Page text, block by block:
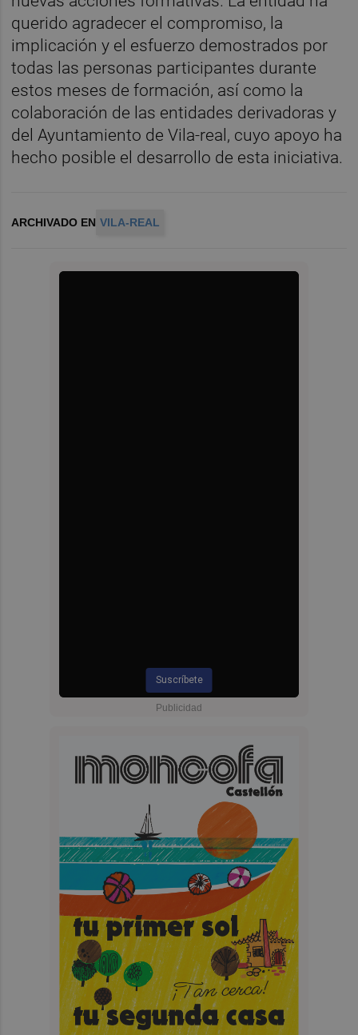
Suscríbete
querido agradecer el compromiso, la
implicación y el esfuerzo demostrados por
todas las personas participantes durante
estos meses de formación, así como la
colaboración de las entidades derivadoras y
del Ayuntamiento de Vila-real, cuyo apoyo ha
hecho posible el desarrollo de esta iniciativa.
ARCHIVADO EN VILA-REAL